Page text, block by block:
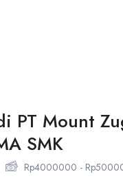
PT Mount
SMK
Rp4000000 - Rp